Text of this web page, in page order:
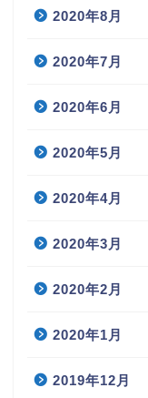
2020年8月
2020年7月
2020年6月
2020年5月
2020年4月
2020年3月
2020年2月
2020年1月
2019年12月